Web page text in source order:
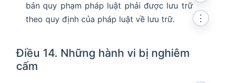
bản quy phạm pháp luật phải được lưu trữ
theo quy định của pháp luật về lưu trữ.
Điều 14. Những hành vi bị nghiêm
cấm
⋮